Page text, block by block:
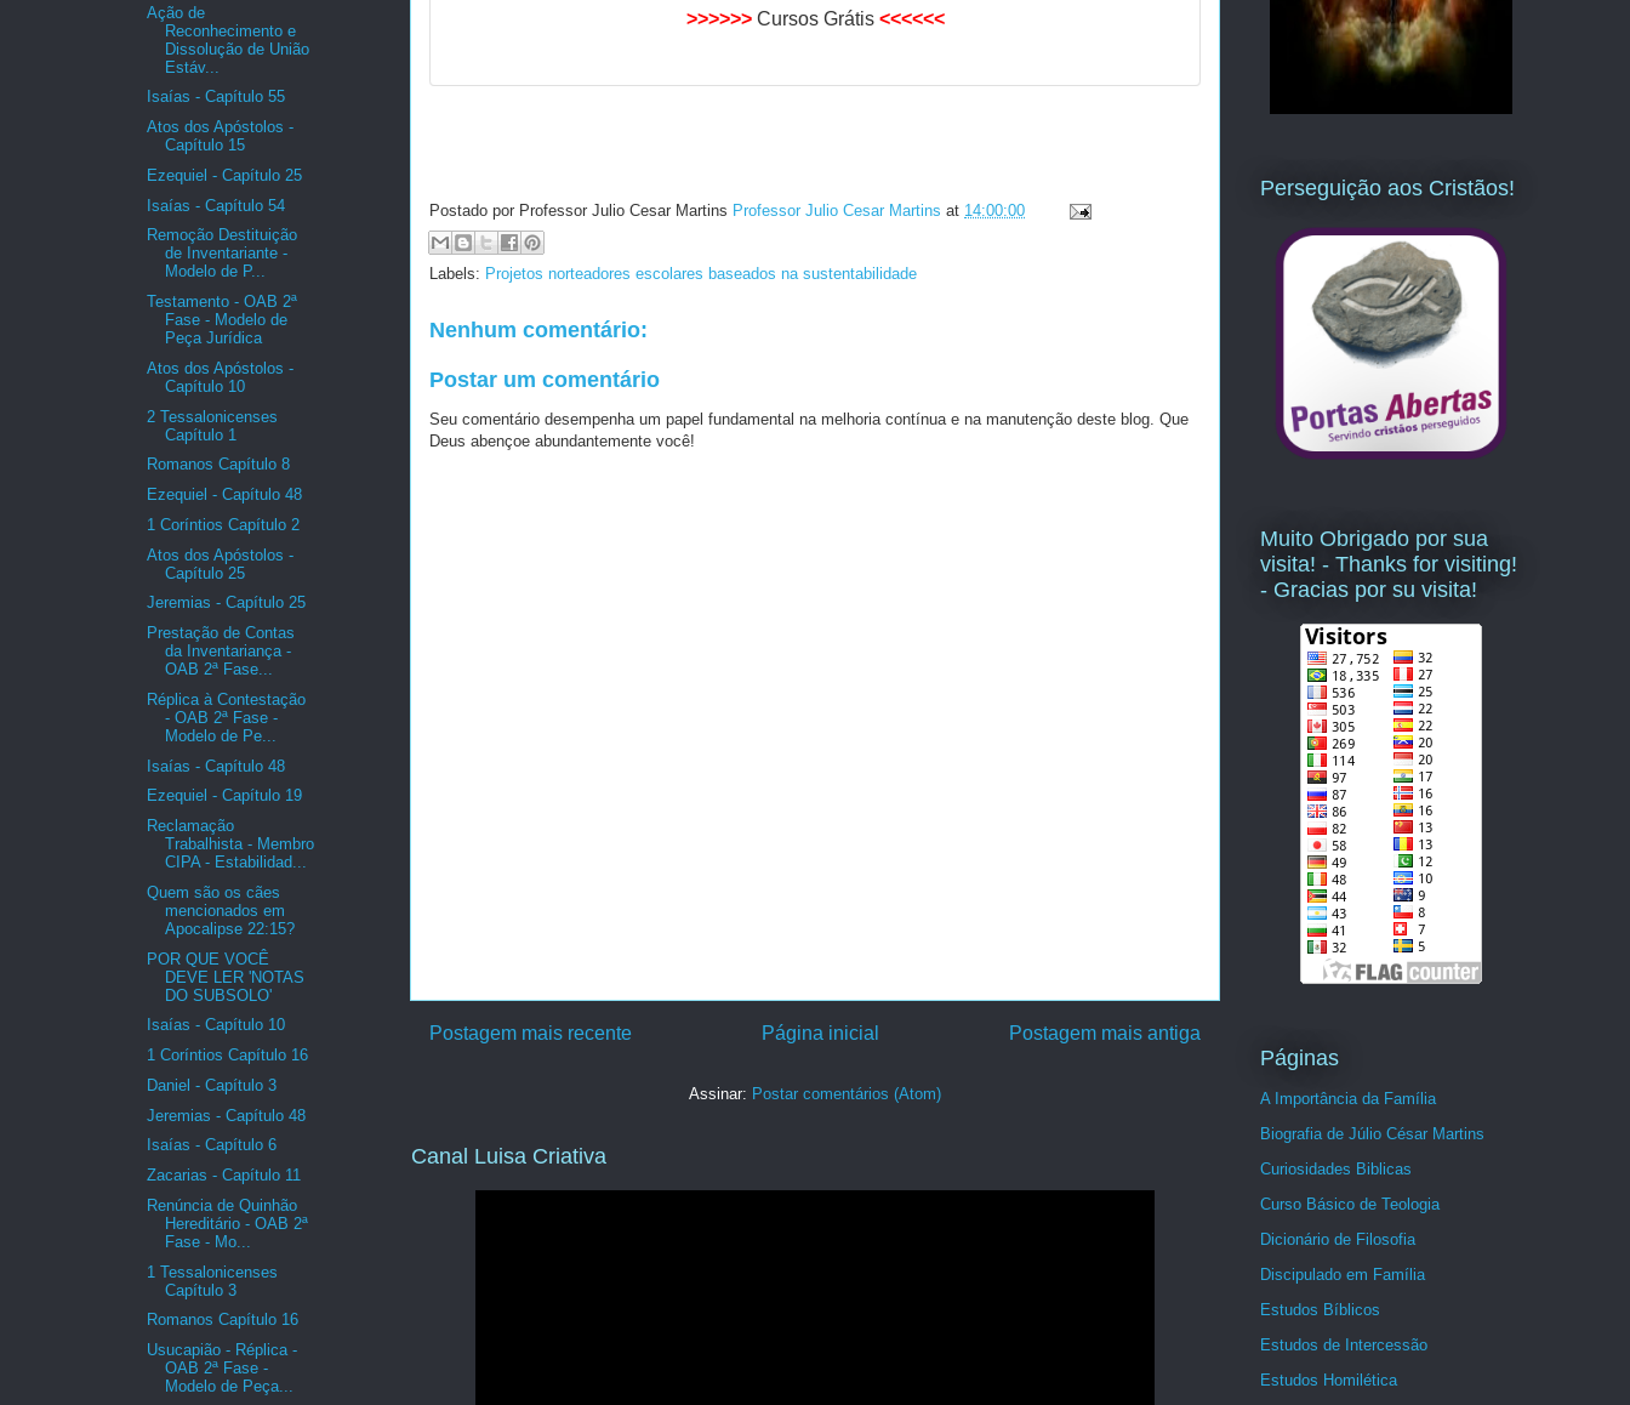
>>>>>> Cursos Grátis <<<<<<
Postado por Professor Julio Cesar Martins Professor Julio Cesar Martins at 14:00:00
Labels: Projetos norteadores escolares baseados na sustentabilidade
Nenhum comentário:
Postar um comentário
Seu comentário desempenha um papel fundamental na melhoria contínua e na manutenção deste blog. Que
Deus abençoe abundantemente você!
Postagem mais recente Postagem mais antiga
Página inicial
Assinar: Postar comentários (Atom)
Canal Luisa Criativa
Ação de
Reconhecimento e
Dissolução de União
Estáv...
Isaías - Capítulo 55
Atos dos Apóstolos -
Capítulo 15
Ezequiel - Capítulo 25
Isaías - Capítulo 54
Remoção Destituição
de Inventariante -
Modelo de P...
Testamento - OAB 2ª
Fase - Modelo de
Peça Jurídica
Atos dos Apóstolos -
Capítulo 10
2 Tessalonicenses
Capítulo 1
Romanos Capítulo 8
Ezequiel - Capítulo 48
1 Coríntios Capítulo 2
Atos dos Apóstolos -
Capítulo 25
Jeremias - Capítulo 25
Prestação de Contas
da Inventariança -
OAB 2ª Fase...
Réplica à Contestação
- OAB 2ª Fase -
Modelo de Pe...
Isaías - Capítulo 48
Ezequiel - Capítulo 19
Reclamação
Trabalhista - Membro
CIPA - Estabilidad...
Quem são os cães
mencionados em
Apocalipse 22:15?
POR QUE VOCÊ
DEVE LER 'NOTAS
DO SUBSOLO'
Isaías - Capítulo 10
1 Coríntios Capítulo 16
Daniel - Capítulo 3
Jeremias - Capítulo 48
Isaías - Capítulo 6
Zacarias - Capítulo 11
Renúncia de Quinhão
Hereditário - OAB 2ª
Fase - Mo...
1 Tessalonicenses
Capítulo 3
Romanos Capítulo 16
Usucapião - Réplica -
OAB 2ª Fase -
Modelo de Peça...
Perseguição aos Cristãos!
Muito Obrigado por sua
visita! - Thanks for visiting!
- Gracias por su visita!
Páginas
A Importância da Família
Biografia de Júlio César Martins
Curiosidades Biblicas
Curso Básico de Teologia
Dicionário de Filosofia
Discipulado em Família
Estudos Bíblicos
Estudos de Intercessão
Estudos Homilética